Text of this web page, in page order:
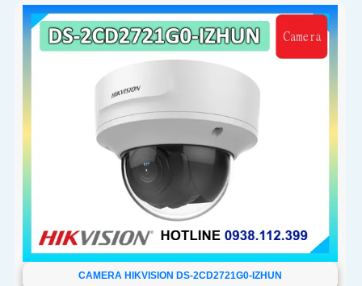
CAMERA HIKVISION DS-2CD2721G0-IZHUN